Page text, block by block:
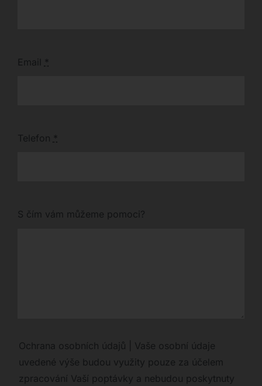
Email *
Telefon *
S čím vám můžeme pomoci?
Ochrana osobních údajů | Vaše osobní údaje
uvedené výše budou využity pouze za účelem
zpracování Vaší poptávky a nebudou poskytnuty